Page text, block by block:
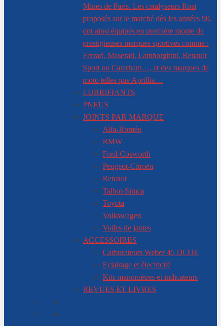
Mines de Paris. Les catalyseurs Rosi
proposés sur le marché dès les années 90,
ont ainsi équipés en première monte de
prestigieuses marques sportives comme :
Ferrari, Maserati, Lamborghini, Renault
Sport ou Caterham…, et des marques de
moto telles que Aprillia…
LUBRIFIANTS
PNEUS
JOINTS PAR MARQUE
Alfa-Roméo
BMW
Ford-Cosworth
Peugeot-Citroën
Renault
Talbot-Simca
Toyota
Volkswagen
Voiles de jantes
ACCESSOIRES
Carburateurs Weber 45 DCOE
Eclairage et électricité
Kits manomètres et indicateurs
REVUES ET LIVRES